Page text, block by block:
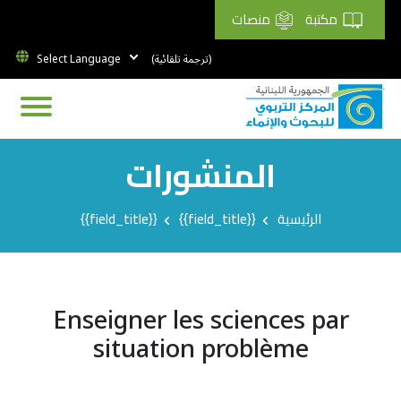
مكتبة منصات
(ترجمة تلقائية)
المنشورات
Breadcrumb
الرئيسية {{field_title}}
{{field_title}}
Enseigner les sciences par
situation problème